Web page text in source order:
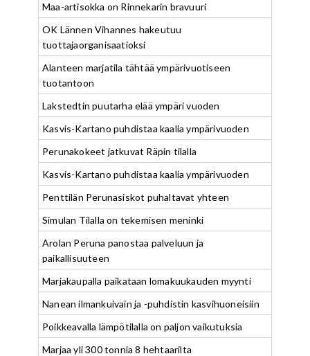
Maa-artisokka on Rinnekarin bravuuri
OK Lännen Vihannes hakeutuu
tuottajaorganisaatioksi
Alanteen marjatila tähtää ympärivuotiseen
tuotantoon
Lakstedtin puutarha elää ympäri vuoden
Kasvis-Kartano puhdistaa kaalia ympärivuoden
Perunakokeet jatkuvat Räpin tilalla
Kasvis-Kartano puhdistaa kaalia ympärivuoden
Penttilän Perunasiskot puhaltavat yhteen
Simulan Tilalla on tekemisen meninki
Arolan Peruna panostaa palveluun ja
paikallisuuteen
Marjakaupalla paikataan lomakuukauden myynti
Nanean ilmankuivain ja -puhdistin kasvihuoneisiin
Poikkeavalla lämpötilalla on paljon vaikutuksia
Marjaa yli 300 tonnia 8 hehtaarilta